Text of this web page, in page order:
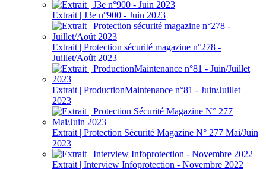
Extrait | J3e n°900 - Juin 2023
Extrait | Protection sécurité magazine n°278 -
Juillet/Août 2023
Extrait | ProductionMaintenance n°81 - Juin/Juillet
2023
Extrait | Protection Sécurité Magazine N° 277 Mai/Juin
2023
Extrait | Interview Infoprotection - Novembre 2022